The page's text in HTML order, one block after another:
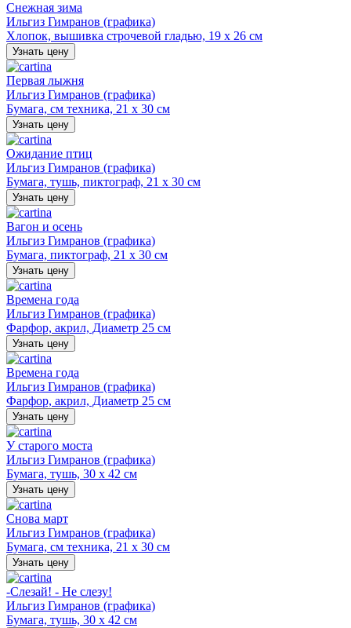
Снежная зима
Ильгиз Гимранов (графика)
Хлопок, вышивка строчевой гладью, 19 х 26 см
Узнать цену
Первая лыжня
Ильгиз Гимранов (графика)
Бумага, см техника, 21 х 30 см
Узнать цену
Ожидание птиц
Ильгиз Гимранов (графика)
Бумага, тушь, пиктограф, 21 х 30 см
Узнать цену
Вагон и осень
Ильгиз Гимранов (графика)
Бумага, пиктограф, 21 х 30 см
Узнать цену
Времена года
Ильгиз Гимранов (графика)
Фарфор, акрил, Диаметр 25 см
Узнать цену
Времена года
Ильгиз Гимранов (графика)
Фарфор, акрил, Диаметр 25 см
Узнать цену
У старого моста
Ильгиз Гимранов (графика)
Бумага, тушь, 30 х 42 см
Узнать цену
Снова март
Ильгиз Гимранов (графика)
Бумага, см техника, 21 х 30 см
Узнать цену
-Слезай! - Не слезу!
Ильгиз Гимранов (графика)
Бумага, тушь, 30 х 42 см